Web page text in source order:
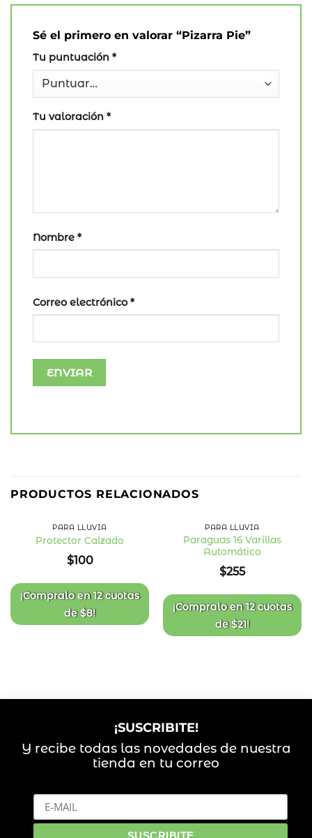
Sé el primero en valorar “Pizarra Pie”
Tu puntuación *
Tu valoración *
Nombre *
Correo electrónico *
PRODUCTOS RELACIONADOS
de
deseos
PARA LLUVIA
Protector Calzado
$100
¡Compralo en12 cuotas
de$8!
PARA LLUVIA
Paraguas 16 Varillas
Automático
$255
¡Compralo en12 cuotas
de$21!
¡SUSCRIBITE!
Y recibe todas las novedades de nuestra
tienda en tu correo